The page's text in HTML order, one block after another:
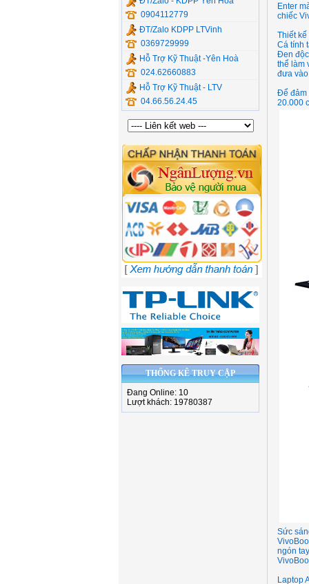
0904112779
ĐT/Zalo KDPP LTVinh
0369729999
Hỗ Trợ Kỹ Thuật -Yên Hoà
024.62660883
Hỗ Trợ Kỹ Thuật - LTV
04.66.56.24.45
THỐNG KÊ TRUY CẬP
Đang Online: 10
Lượt khách: 19780387
Enter
chiếc
Thiết
Cá tính
Đen
thể làm
đưa
Để đảm
20.000
Sức
ngón
Laptop